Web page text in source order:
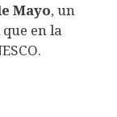
Mayo, un
en la